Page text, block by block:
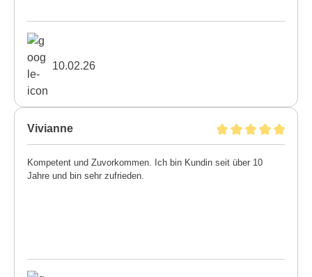
10.02.26
Vivianne
Kompetent und Zuvorkommen. Ich bin Kundin seit über 10
Jahre und bin sehr zufrieden.